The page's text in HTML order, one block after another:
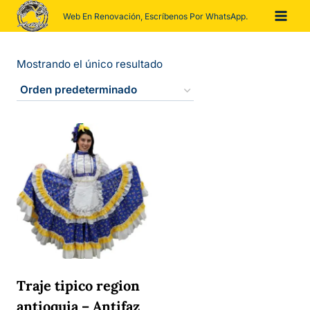
Saltar
Web En Renovación, Escríbenos Por WhatsApp.
Mostrando el único resultado
Traje tipico region
antioquia – Antifaz